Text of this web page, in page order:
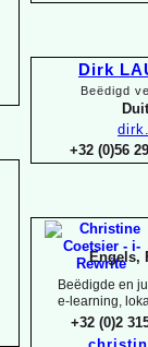
Dirk
Beëdigd
+32 (0)56
Engels,
Beëdigde en
e- learning,
+32 (0)2